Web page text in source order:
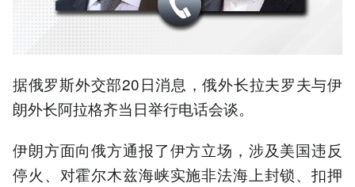
据俄罗斯外交部20日消息，俄外长拉夫罗夫与伊
朗外长阿拉格齐当日举行电话会谈。
伊朗方面向俄方通报了伊方立场，涉及美国违反
停火、对霍尔木兹海峡实施非法海上封锁、扣押